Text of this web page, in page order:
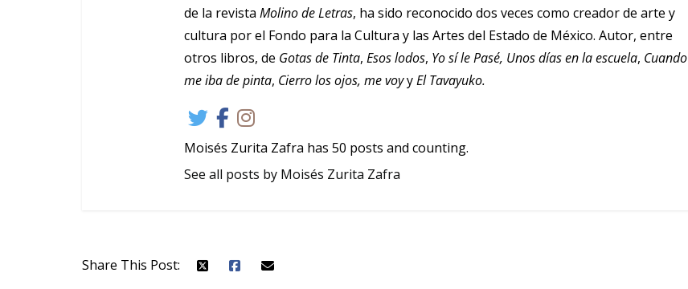
de la revistaMolino de Letras, ha sido reconocido dos veces como creador de arte y
cultura por el Fondo para la Cultura y las Artes del Estado de México. Autor, entre
otros libros, de Gotas de Tinta,Esos lodos, Yo sí le Pasé, Unos días en la escuela, Cuando
me iba de pinta, Cierro los ojos, me voyyEl Tavayuko.
Moisés Zurita Zafra has 50 posts and counting.
See all posts by Moisés Zurita Zafra
Share This Post: